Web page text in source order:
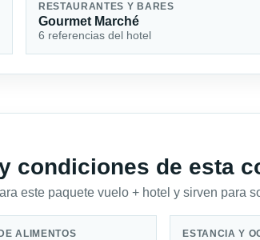
RESTAURANTES Y BARES
Gourmet Marché
6 referencias del hotel
condiciones de esta
este paquete vuelo + hotel y sirven para
ALIMENTOS ESTANCIA Y